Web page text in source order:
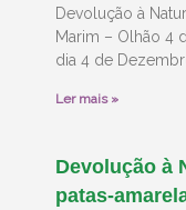
Devolução à
Marim – Olhão 4
dia 4 de
Ler mais »
Devolução à
patas-